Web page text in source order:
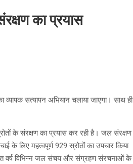
का प्रयास
सत्यापन अभियान चलाया जाएगा। साथ ही
के संरक्षण का प्रयास कर रही है। जल संरक्षण
लिए महत्वपूर्ण 929 स्रोतों का उपचार किया
गत वर्ष विभिन्न जल संचय और संग्रहण संरचनाओं के